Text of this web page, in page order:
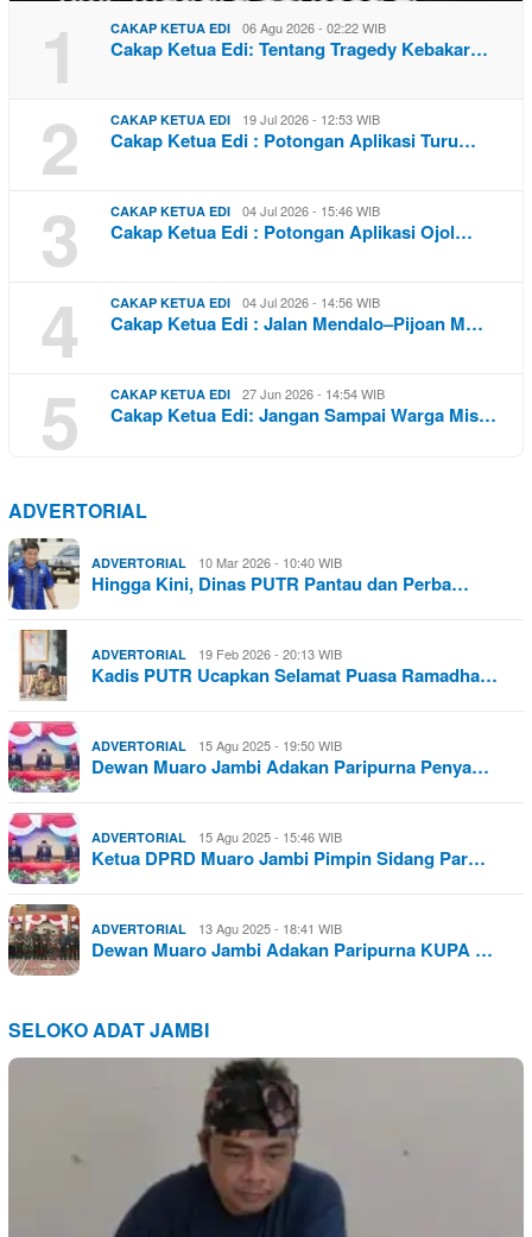
1 CAKAP KETUA EDI 06 Agu 2026 - 02:22 WIB
Cakap Ketua Edi: Tentang Tragedy Kebakar…
2 CAKAP KETUA EDI 19 Jul 2026 - 12:53 WIB
Cakap Ketua Edi : Potongan Aplikasi Turu…
3 CAKAP KETUA EDI 04 Jul 2026 - 15:46 WIB
Cakap Ketua Edi : Potongan Aplikasi Ojol…
4 CAKAP KETUA EDI 04 Jul 2026 - 14:56 WIB
Cakap Ketua Edi : Jalan Mendalo–Pijoan M…
5 CAKAP KETUA EDI 27 Jun 2026 - 14:54 WIB
Cakap Ketua Edi: Jangan Sampai Warga Mis…
ADVERTORIAL
ADVERTORIAL 10 Mar 2026 - 10:40 WIB
Hingga Kini, Dinas PUTR Pantau dan Perba…
ADVERTORIAL 19 Feb 2026 - 20:13 WIB
Kadis PUTR Ucapkan Selamat Puasa Ramadha…
ADVERTORIAL 15 Agu 2025 - 19:50 WIB
Dewan Muaro Jambi Adakan Paripurna Penya…
ADVERTORIAL 15 Agu 2025 - 15:46 WIB
Ketua DPRD Muaro Jambi Pimpin Sidang Par…
ADVERTORIAL 13 Agu 2025 - 18:41 WIB
Dewan Muaro Jambi Adakan Paripurna KUPA …
SELOKO ADAT JAMBI